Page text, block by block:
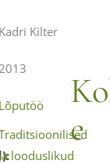
Kadri Kilter
Lõputöö
looduslikud
e